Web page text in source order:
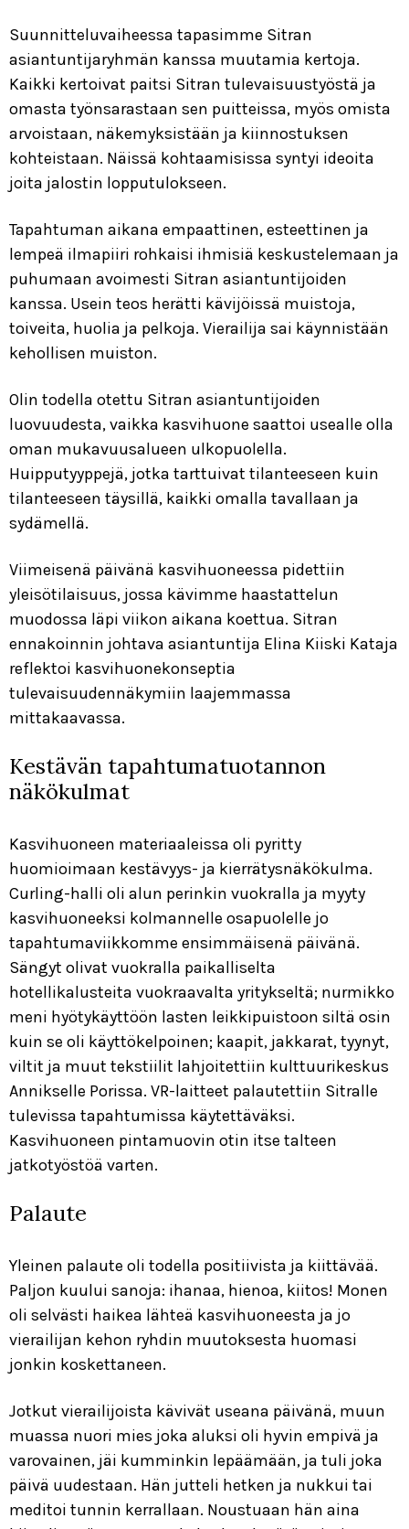
Suunnitteluvaiheessa tapasimme Sitran
asiantuntijaryhmän kanssa muutamia kertoja.
Kaikki kertoivat paitsi Sitran tulevaisuustyöstä ja
omasta työnsarastaan sen puitteissa, myös omista
arvoistaan, näkemyksistään ja kiinnostuksen
kohteistaan. Näissä kohtaamisissa syntyi ideoita
joita jalostin lopputulokseen.
Tapahtuman aikana empaattinen, esteettinen ja
lempeä ilmapiiri rohkaisi ihmisiä keskustelemaan ja
puhumaan avoimesti Sitran asiantuntijoiden
kanssa. Usein teos herätti kävijöissä muistoja,
toiveita, huolia ja pelkoja. Vierailija sai käynnistään
kehollisen muiston.
Olin todella otettu Sitran asiantuntijoiden
luovuudesta, vaikka kasvihuone saattoi usealle olla
oman mukavuusalueen ulkopuolella.
Huipputyyppejä, jotka tarttuivat tilanteeseen kuin
tilanteeseen täysillä, kaikki omalla tavallaan ja
sydämellä.
Viimeisenä päivänä kasvihuoneessa pidettiin
yleisötilaisuus, jossa kävimme haastattelun
muodossa läpi viikon aikana koettua. Sitran
ennakoinnin johtava asiantuntija Elina Kiiski Kataja
reflektoi kasvihuonekonseptia
tulevaisuudennäkymiin laajemmassa
mittakaavassa.
Kestävän tapahtumatuotannon
näkökulmat
Kasvihuoneen materiaaleissa oli pyritty
huomioimaan kestävyys- ja kierrätysnäkökulma.
Curling-halli oli alun perinkin vuokralla ja myyty
kasvihuoneeksi kolmannelle osapuolelle jo
tapahtumaviikkomme ensimmäisenä päivänä.
Sängyt olivat vuokralla paikalliselta
hotellikalusteita vuokraavalta yritykseltä; nurmikko
meni hyötykäyttöön lasten leikkipuistoon siltä osin
kuin se oli käyttökelpoinen; kaapit, jakkarat, tyynyt,
viltit ja muut tekstiilit lahjoitettiin kulttuurikeskus
Annikselle Porissa. VR-laitteet palautettiin Sitralle
tulevissa tapahtumissa käytettäväksi.
Kasvihuoneen pintamuovin otin itse talteen
jatkotyöstöä varten.
Palaute
Yleinen palaute oli todella positiivista ja kiittävää.
Paljon kuului sanoja: ihanaa, hienoa, kiitos! Monen
oli selvästi haikea lähteä kasvihuoneesta ja jo
vierailijan kehon ryhdin muutoksesta huomasi
jonkin koskettaneen.
Jotkut vierailijoista kävivät useana päivänä, muun
muassa nuori mies joka aluksi oli hyvin empivä ja
varovainen, jäi kumminkin lepäämään, ja tuli joka
päivä uudestaan. Hän jutteli hetken ja nukkui tai
meditoi tunnin kerrallaan. Noustuaan hän aina